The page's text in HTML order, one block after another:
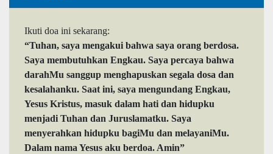
Ikuti doa ini sekarang:
“Tuhan, saya mengakui bahwa saya orang berdosa.
Saya membutuhkan Engkau. Saya percaya bahwa
darahMu sanggup menghapuskan segala dosa dan
kesalahanku. Saat ini, saya mengundang Engkau,
Yesus Kristus, masuk dalam hati dan hidupku
menjadi Tuhan dan Juruslamatku. Saya
menyerahkan hidupku bagiMu dan melayaniMu.
Dalam nama Yesus aku berdoa. Amin”